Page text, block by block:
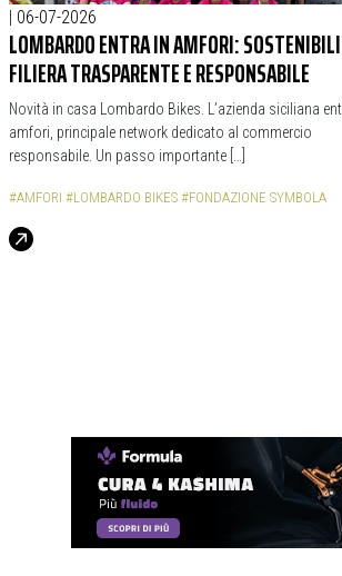
| 06-07-2026
LOMBARDO ENTRA IN AMFORI:
FILIERA TRASPARENTE E RESPONSABILE
Novità in casa Lombardo Bikes. L’azienda siciliana
amfori, principale network dedicato al commercio
responsabile. Un passo importante […]
#AMFORI #LOMBARDO BIKES #FONDAZIONE SYMBOLA